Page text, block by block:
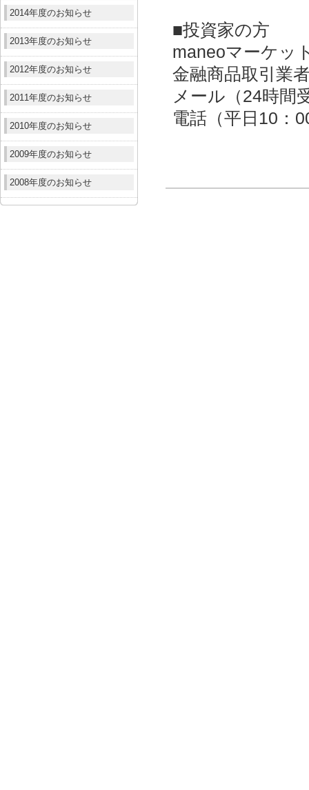
2014年度のお知らせ
2013年度のお知らせ
2012年度のお知らせ
2011年度のお知らせ
2010年度のお知らせ
2009年度のお知らせ
2008年度のお知らせ
■投資家の方
maneoマーケッ
金融商品取引業
メール（24時間
電話（平日10：